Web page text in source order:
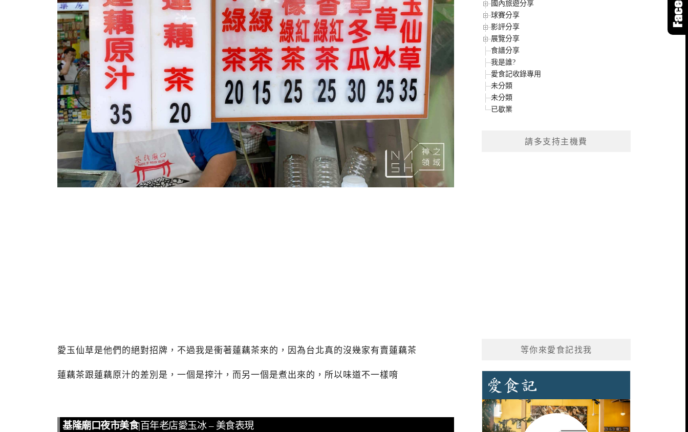
愛玉仙草是他們的絕對招牌，不過我是衝著蓮藕茶來的，因為台北真的沒幾家有賣蓮藕茶
蓮藕茶跟蓮藕原汁的差別是，一個是搾汁，而另一個是煮出來的，所以味道不一樣唷
基隆廟口夜市美食|百年老店愛玉冰 – 美食表現
國內旅遊分享
球賽分享
影評分享
展覽分享
食譜分享
我是誰?
愛食記收錄專用
未分類
未分類
已歇業
請多支持主機費
等你來愛食記找我